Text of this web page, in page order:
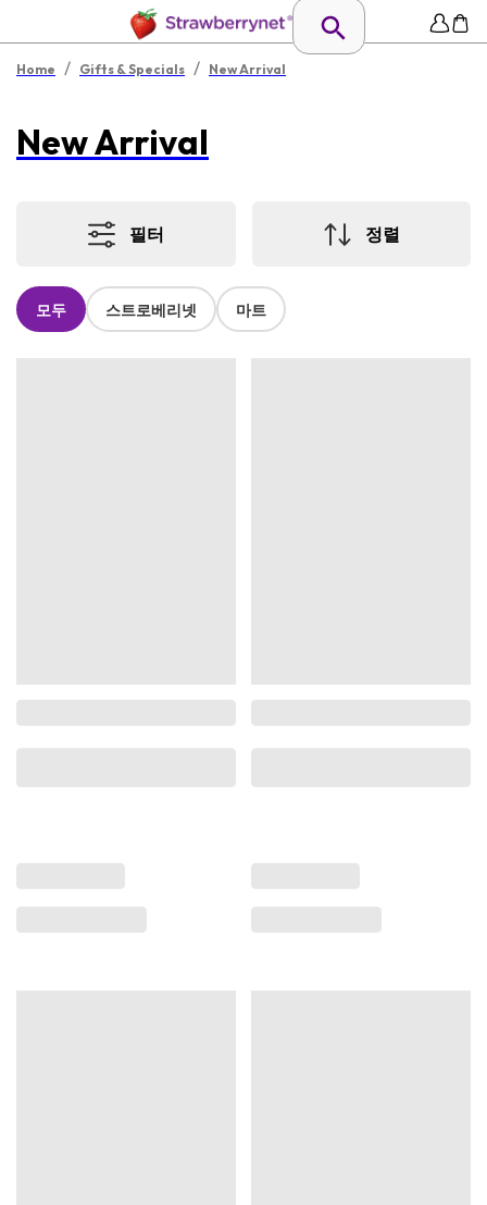
Home / Gifts & Specials / New Arrival
New Arrival
필터 정렬
모두 스트로베리넷 마트